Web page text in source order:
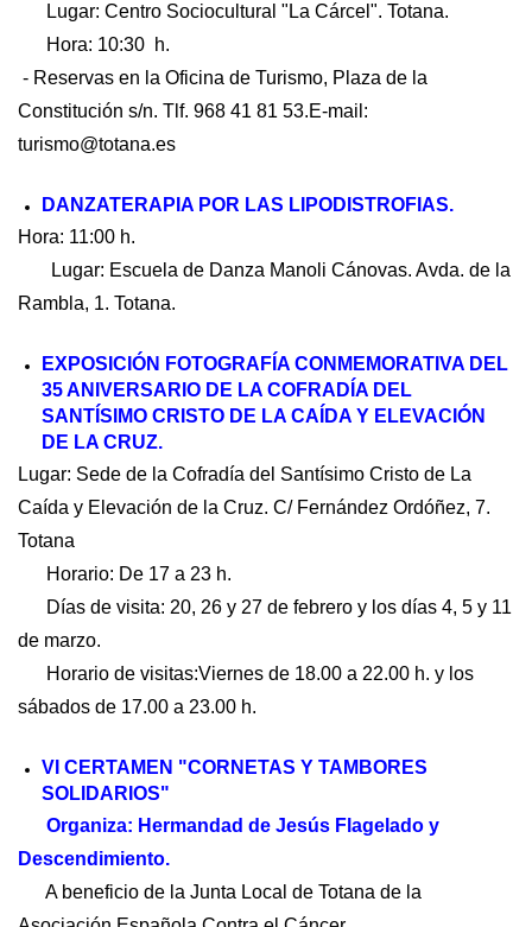
Lugar: Centro Sociocultural "La Cárcel". Totana.
Hora: 10:30 h.
- Reservas en la Oficina de Turismo, Plaza de la
Constitución s/n. Tlf. 968 41 81 53.E-mail:
turismo@totana.es
DANZATERAPIA POR LAS LIPODISTROFIAS.
Hora: 11:00 h.
Lugar: Escuela de Danza Manoli Cánovas. Avda. de la
Rambla, 1. Totana.
EXPOSICIÓN FOTOGRAFÍA CONMEMORATIVA DEL
35 ANIVERSARIO DE LA COFRADÍA DEL
SANTÍSIMO CRISTO DE LA CAÍDA Y ELEVACIÓN
DE LA CRUZ.
Lugar: Sede de la Cofradía del Santísimo Cristo de La
Caída y Elevación de la Cruz. C/ Fernández Ordóñez, 7.
Totana
Horario: De 17 a 23 h.
Días de visita: 20, 26 y 27 de febrero y los días 4, 5 y 11
de marzo.
Horario de visitas:Viernes de 18.00 a 22.00 h. y los
sábados de 17.00 a 23.00 h.
VI CERTAMEN "CORNETAS Y TAMBORES
SOLIDARIOS"
Organiza: Hermandad de Jesús Flagelado y
Descendimiento.
A beneficio de la Junta Local de Totana de la